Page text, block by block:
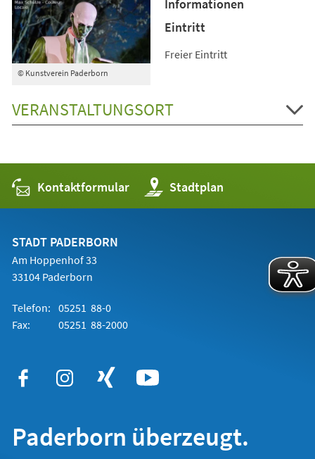
© Kunstverein Paderborn
Informationen
Eintritt
Freier Eintritt
VERANSTALTUNGSORT
Kontaktformular Stadtplan
(Öffnet
in
einem
STADT PADERBORN
Am Hoppenhof 33
33104 Paderborn
Telefon: 05251 88-0
Fax:
05251 88-2000
Paderborn überzeugt.